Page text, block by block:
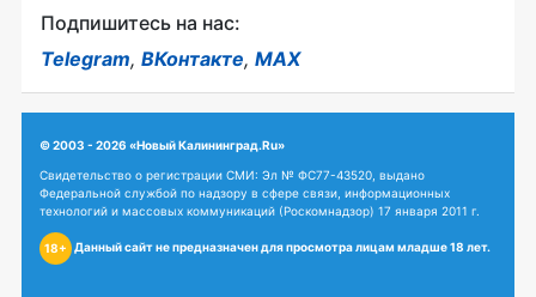
Подпишитесь на нас:
Telegram, ВКонтакте, MAX
© 2003 - 2026 «Новый Калининград.Ru»
Свидетельство о регистрации СМИ: Эл № ФС77-43520, выдано
Федеральной службой по надзору в сфере связи, информационных
технологий и массовых коммуникаций (Роскомнадзор) 17 января 2011 г.
18+ Данный сайт не предназначен для просмотра лицам младше 18 лет.